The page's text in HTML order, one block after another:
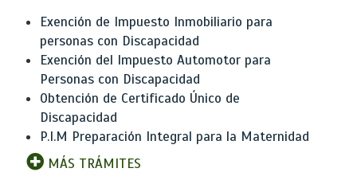
Exención de Impuesto Inmobiliario para
personas con Discapacidad
Exención del Impuesto Automotor para
Personas con Discapacidad
Obtención de Certificado Único de
Discapacidad
P.I.M Preparación Integral para la Maternidad
MÁS TRÁMITES